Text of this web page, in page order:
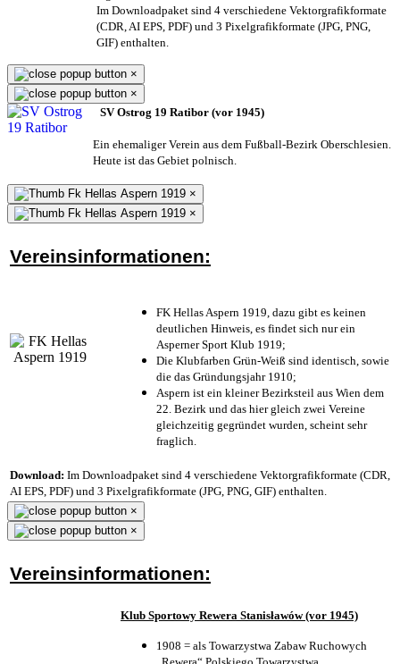
Im Downloadpaket sind 4 verschiedene Vektorgrafikformate
(CDR, AI EPS, PDF) und 3 Pixelgrafikformate (JPG, PNG,
GIF) enthalten.
×
×
SV Ostrog 19 Ratibor (vor 1945)
Ein ehemaliger Verein aus dem Fußball-Bezirk Oberschlesien.
Heute ist das Gebiet polnisch.
×
×
Vereinsinformationen:
FK Hellas Aspern 1919, dazu gibt es keinen
deutlichen Hinweis, es findet sich nur ein
Asperner Sport Klub 1919;
Die Klubfarben Grün-Weiß sind identisch, sowie
die das Gründungsjahr 1910;
Aspern ist ein kleiner Bezirksteil aus Wien dem
22. Bezirk und das hier gleich zwei Vereine
gleichzeitig gegründet wurden, scheint sehr
fraglich.
Download: Im Downloadpaket sind 4 verschiedene Vektorgrafikformate (CDR,
AI EPS, PDF) und 3 Pixelgrafikformate (JPG, PNG, GIF) enthalten.
×
×
Vereinsinformationen:
Klub Sportowy Rewera Stanisławów (vor 1945)
1908 = als Towarzystwa Zabaw Ruchowych